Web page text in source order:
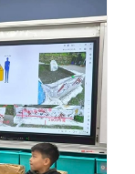
小
藝
術
程
｜
石